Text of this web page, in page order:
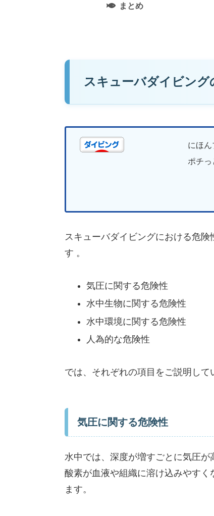
まとめ
スキューバダイビング
にほ
ポチ
スキューバダイビングにおける危
す 。
気圧に関する危険性
水中生物に関する危険性
水中環境に関する危険性
人為的な危険性
では、それぞれの項目をご説明して
気圧に関する危険性
水中では、深度が増すごとに気圧
酸素が血液や組織に溶け込みやす
ます。